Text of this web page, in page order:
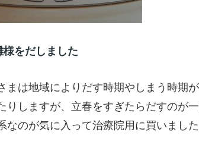
様をだしました
まは地域によりだす時期やしまう時期
りしますが、立春をすぎたらだすのが
なのが気に入って治療院用に買いまし